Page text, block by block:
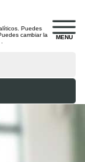
MENU
Puedes
cambiar la